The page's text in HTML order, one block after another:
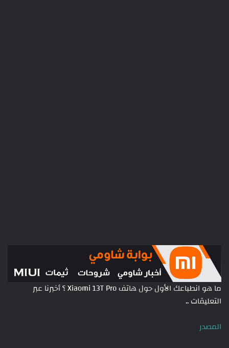
ما هو انطباعك الأول حول هاتف Xiaomi 13T Pro ؟ أخبرنا عبر
التعليقات ..
المصدر